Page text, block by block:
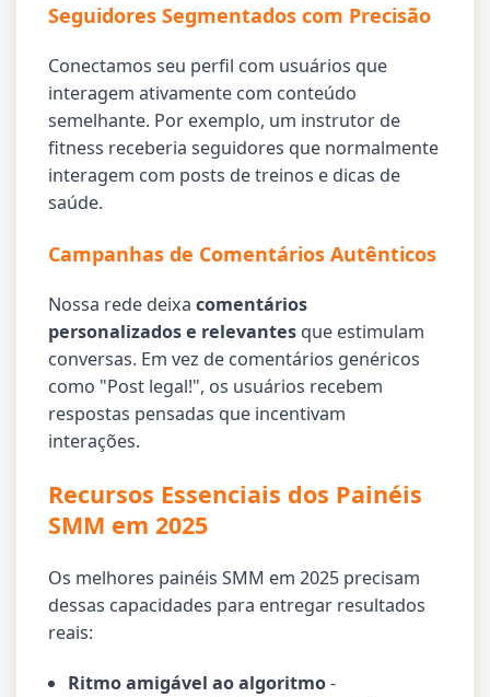
Seguidores Segmentados com Precisão
Conectamos seu perfil com usuários que
interagem ativamente com conteúdo
semelhante. Por exemplo, um instrutor de
fitness receberia seguidores que normalmente
interagem com posts de treinos e dicas de
saúde.
Campanhas de Comentários Autênticos
Nossa rede deixacomentários
personalizados e relevantes que estimulam
conversas. Em vez de comentários genéricos
como "Post legal!", os usuários recebem
respostas pensadas que incentivam
interações.
Recursos Essenciais dos Painéis
SMM em 2025
Os melhores painéis SMM em 2025 precisam
dessas capacidades para entregar resultados
reais:
Ritmo amigável ao algoritmo-